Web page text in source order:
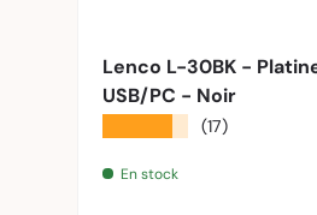
Lenco L-30BK -
USB/PC - Noir
(17)
En stock